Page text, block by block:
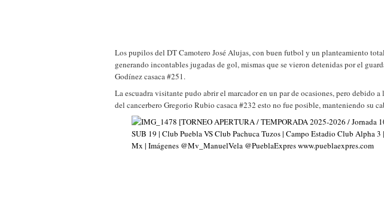
Los pupilos del DT Camotero José Alujas, con buen futbol y un planteamiento
generando incontables jugadas de gol, mismas que se vieron detenidas por el
Godínez casaca #251.
La escuadra visitante pudo abrir el marcador en un par de ocasiones, pero debido a
del cancerbero Gregorio Rubio casaca #232 esto no fue posible, manteniendo su